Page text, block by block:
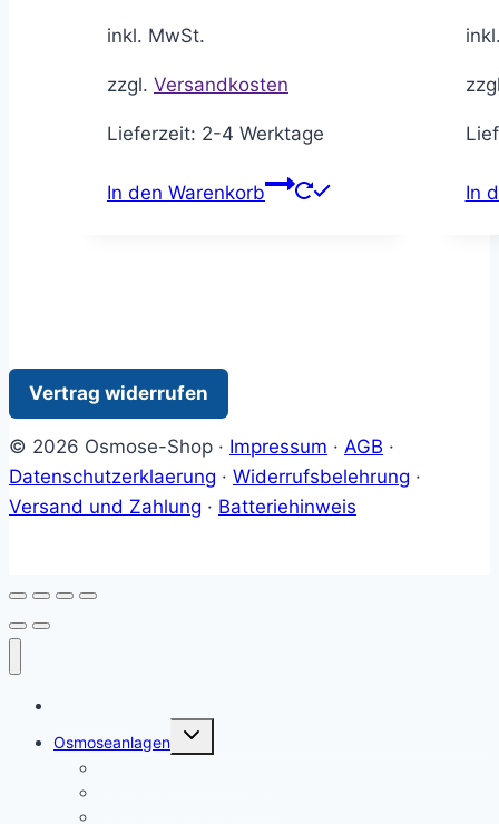
inkl. MwSt.
zzgl. Versandkosten
Lieferzeit: 2-4 Werktage
In den Warenkorb In
Vertrag widerrufen
© 2026 Osmose-Shop · Impressum · AGB ·
Datenschutzerklaerung · Widerrufsbelehrung ·
Versand und Zahlung · Batteriehinweis
Osmoseanlagen
Untermenü